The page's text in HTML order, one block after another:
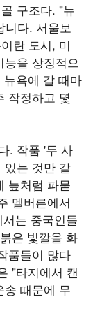
구조다. "뉴
니다. 서울보
란 도시, 미
능을 상징적으
욕에 갈 때마
작정하고 몇
. 작품 '두 사
있는 것만 같
늪처럼 파묻
멜버른에서
는 중국인들
은 빛깔을 화
품들이 많다
"타지에서 캔
송 때문에 무